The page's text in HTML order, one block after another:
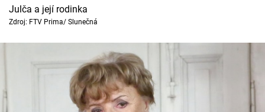
Julča a její rodinka
Zdroj: FTV Prima/ Slunečná